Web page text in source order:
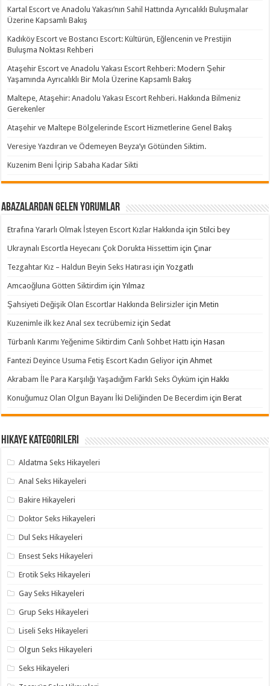
Kartal Escort ve Anadolu Yakası’nın Sahil Hattında Ayrıcalıklı Buluşmalar
Üzerine Kapsamlı Bakış
Kadıköy Escort ve Bostancı Escort: Kültürün, Eğlencenin ve Prestijin
Buluşma Noktası Rehberi
Ataşehir Escort ve Anadolu Yakası Escort Rehberi: Modern Şehir
Yaşamında Ayrıcalıklı Bir Mola Üzerine Kapsamlı Bakış
Maltepe, Ataşehir: Anadolu Yakası Escort Rehberi. Hakkında Bilmeniz
Gerekenler
Ataşehir ve Maltepe Bölgelerinde Escort Hizmetlerine Genel Bakış
Veresiye Yazdıran ve Ödemeyen Beyza’yı Götünden Siktim.
Kuzenim Beni İçirip Sabaha Kadar Sikti
Abazalardan Gelen Yorumlar
Etrafına Yararlı Olmak İsteyen Escort Kızlar Hakkında içinStilci bey
Ukraynalı Escortla Heyecanı Çok Dorukta Hissettim içinÇınar
Tezgahtar Kız – Haldun Beyin Seks Hatırası içinYozgatlı
Amcaoğluna Götten Siktirdim içinYılmaz
Şahsiyeti Değişik Olan Escortlar Hakkında Belirsizler içinMetin
Kuzenimle ilk kez Anal sex tecrübemiz içinSedat
Türbanlı Karımı Yeğenime Siktirdim Canlı Sohbet Hattı içinHasan
Fantezi Deyince Usuma Fetiş Escort Kadın Geliyor içinAhmet
Akrabam İle Para Karşılığı Yaşadığım Farklı Seks Öyküm içinHakkı
Konuğumuz Olan Olgun Bayanı İki Deliğinden De Becerdim içinBerat
Hikaye Kategorileri
Aldatma Seks Hikayeleri
Anal Seks Hikayeleri
Bakire Hikayeleri
Doktor Seks Hikayeleri
Dul Seks Hikayeleri
Ensest Seks Hikayeleri
Erotik Seks Hikayeleri
Gay Seks Hikayeleri
Grup Seks Hikayeleri
Liseli Seks Hikayeleri
Olgun Seks Hikayeleri
Seks Hikayeleri